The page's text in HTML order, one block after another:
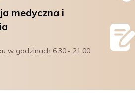
medyczna i
w godzinach 6:30 - 21:00